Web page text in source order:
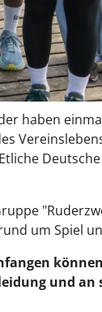
haben
um Spiel
und an